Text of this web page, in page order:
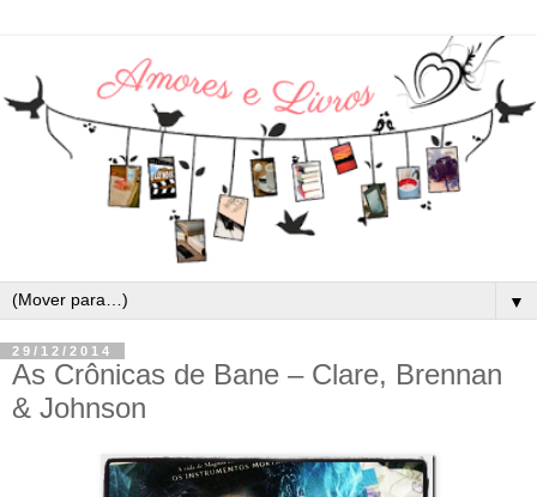
▼
29/12/2014
As Crônicas de Bane – Clare, Brennan
& Johnson